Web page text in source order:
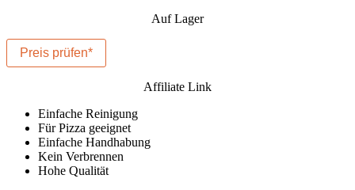
Auf Lager
Preis prüfen*
Affiliate Link
Einfache Reinigung
Für Pizza geeignet
Einfache Handhabung
Kein Verbrennen
Hohe Qualität